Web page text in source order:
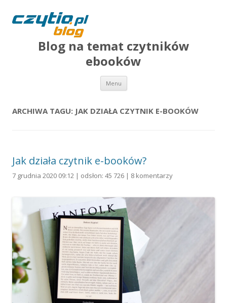
Blog na temat czytników
ebooków
Menu Przejdź do treści
ARCHIWA TAGU: JAK DZIAŁA CZYTNIK E-BOOKÓW
Jak działa czytnik e-booków?
7 grudnia 2020 09:12 | odsłon: 45 726 | 8 komentarzy